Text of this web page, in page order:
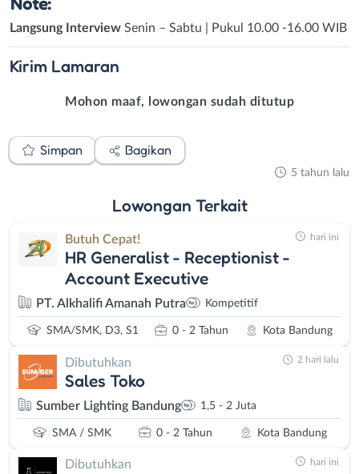
Langsung Interview Senin – Sabtu | Pukul 10.00 -16.00 WIB
Kirim Lamaran
Mohon maaf, lowongan sudah ditutup
Simpan Bagikan
5 tahun lalu
Lowongan Terkait
Butuh Cepat!
HR Generalist - Receptionist -
Account Executive
PT. Alkhalifi Amanah Putra Kompetitif
SMA/SMK, D3, S1 0 - 2 Tahun Kota Bandung
hari ini
Dibutuhkan
Sales Toko
Sumber Lighting Bandung 1,5 - 2 Juta
SMA / SMK 0 - 2 Tahun Kota Bandung
2 hari lalu
Dibutuhkan hari ini